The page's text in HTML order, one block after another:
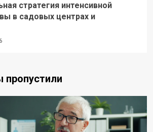
стратегия интенсивной
в садовых центрах и